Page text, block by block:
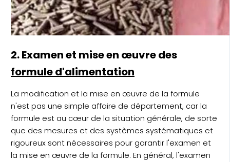
2. Examen et mise en œuvre des
formule d'alimentation
La modification et la mise en œuvre de la formule
n'est pas une simple affaire de département, car la
formule est au cœur de la situation générale, de sorte
que des mesures et des systèmes systématiques et
rigoureux sont nécessaires pour garantir l'examen et
la mise en œuvre de la formule. En général, l'examen